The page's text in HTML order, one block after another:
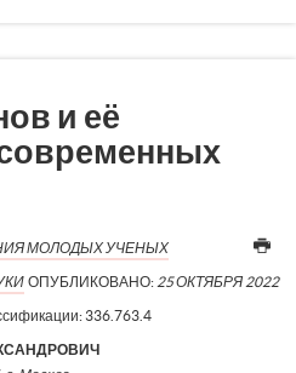
и её
МОЛОДЫХ УЧЕНЫХ
ОПУБЛИКОВАНО: 25 ОКТЯБРЯ 2022
336.763.4